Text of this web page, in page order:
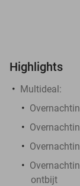
Highlights
Multideal:
ontbijt